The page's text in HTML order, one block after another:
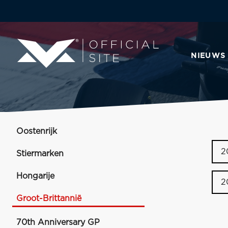
NIEUWS
Oostenrijk
Stiermarken
Hongarije
Groot-Brittannië
70th Anniversary GP